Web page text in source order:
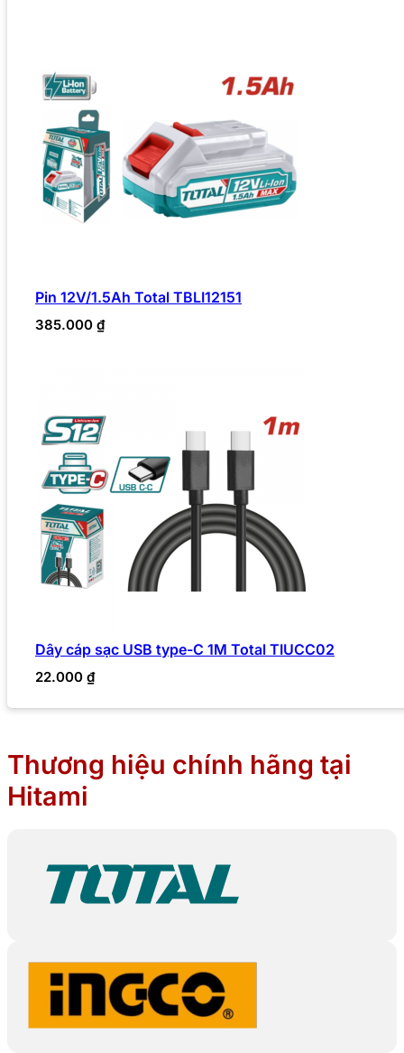
Pin 12V/1.5Ah Total TBLI12151
385.000 ₫
Dây cáp sạc USB type-C 1M Total TIUCC02
22.000 ₫
Thương hiệu chính hãng tại
Hitami